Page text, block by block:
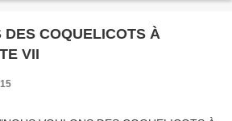
DES COQUELICOTS À
VII